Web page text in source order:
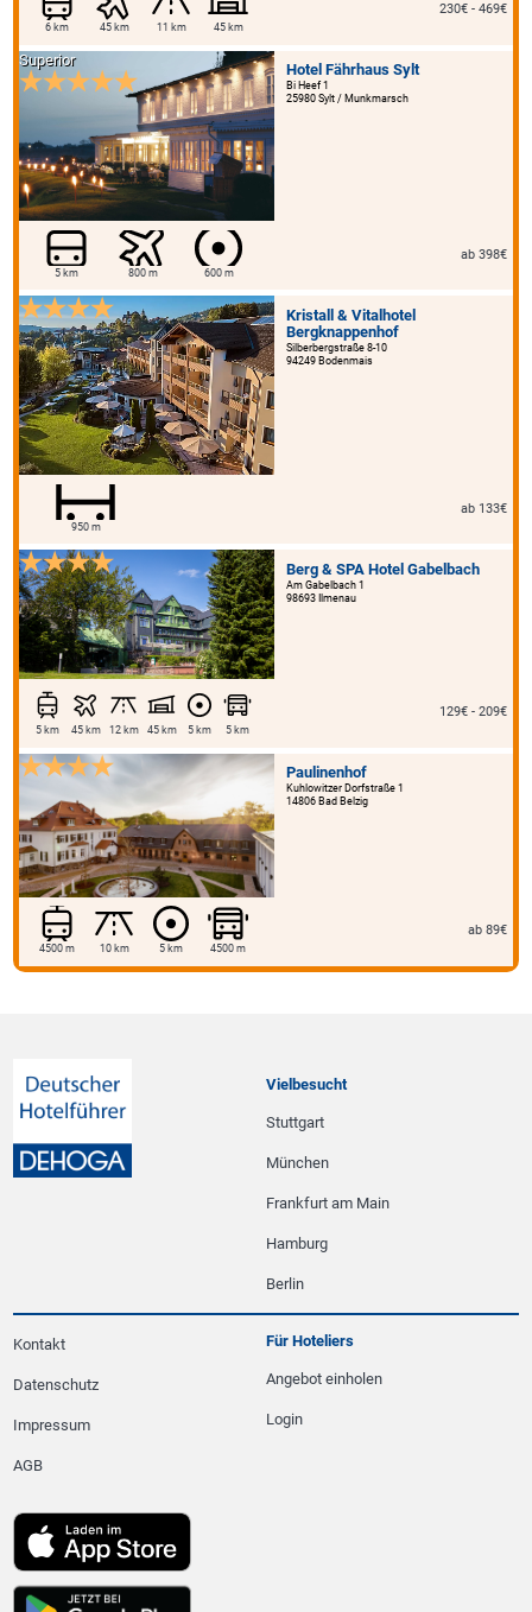
6 km 45 km 11 km 45 km
230€ - 469€
Hotel Fährhaus Sylt
Bi Heef 1
25980 Sylt / Munkmarsch
Superior
5 km 800 m 600 m
ab 398€
Kristall & Vitalhotel
Bergknappenhof
Silberbergstraße 8-10
94249 Bodenmais
950 m
ab 133€
Berg & SPA Hotel Gabelbach
Am Gabelbach 1
98693 Ilmenau
5 km 45 km 12 km 45 km 5 km 5 km
129€ - 209€
Paulinenhof
Kuhlowitzer Dorfstraße 1
14806 Bad Belzig
4500 m 10 km 5 km 4500 m
ab 89€
Vielbesucht
Stuttgart
München
Frankfurt am Main
Hamburg
Berlin
Kontakt
Datenschutz
Impressum
AGB
Für Hoteliers
Angebot einholen
Login